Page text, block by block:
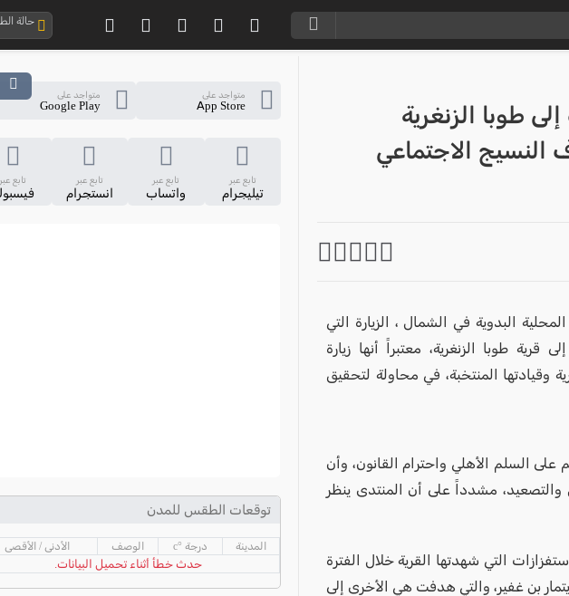
حالة
طوبا الزنغرية
الاجتماعي
البدوية في الشمال ، الزيارة التي
طوبا الزنغرية، معتبراً أنها زيارة
وقيادتها المنتخبة، في محاولة لتحقيق
على السلم الأهلي واحترام القانون، وأن
مشدداً على أن المنتدى ينظر
التي شهدتها القرية خلال الفترة
إيتمار بن غفير، والتي هدفت هي الأخرى إلى
متواجد على
App Store
متواجد على
Google Play
تابع عبر
تيليجرام
تابع عبر
واتساب
تابع عبر
انستجرام
تابع عبر
توقعات الطقس للمدن
المدينة درجة °c الوصف الأدنى / الأقصى
حدث خطأ أثناء تحميل البيانات.